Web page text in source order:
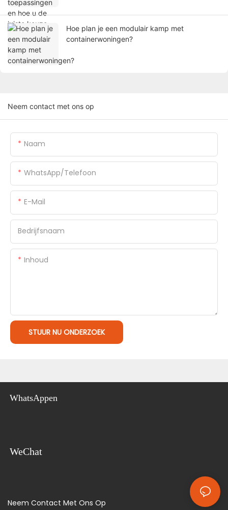
Hoe plan je een modulair kamp met
containerwoningen?
Neem contact met ons op
Naam
WhatsApp/Telefoon
E-Mail
Bedrijfsnaam
Inhoud
STUUR NU ONDERZOEK
WhatsAppen
WeChat
Neem Contact Met Ons Op